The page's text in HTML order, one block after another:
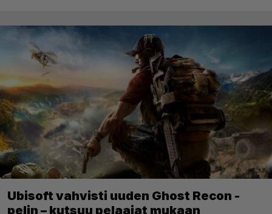
Ubisoft vahvisti uuden Ghost Recon -
pelin – kutsuu pelaajat mukaan